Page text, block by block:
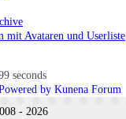
mit Avataren und Userliste
seconds
by Kunena Forum
- 2026